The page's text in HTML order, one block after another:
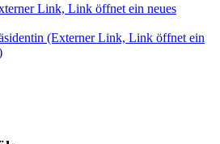
Link, Link öffnet ein neues
(Externer Link, Link öffnet ein